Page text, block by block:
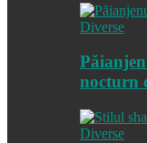
Diverse
nocturn
Diverse